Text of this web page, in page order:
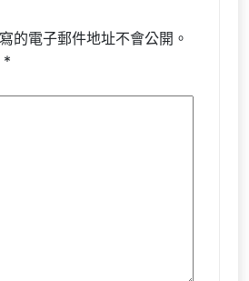
的電子郵件地址不會公開。
*